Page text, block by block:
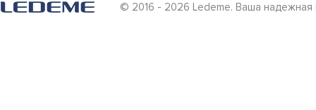
© 2016 - 2026 Ledeme. Ваша